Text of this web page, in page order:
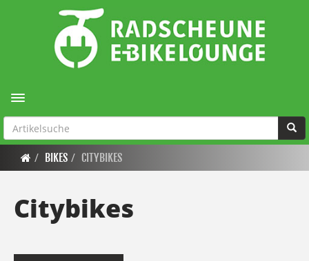
Toggle navigation
BIKES CITYBIKES
Citybikes